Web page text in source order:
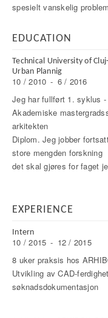
spesielt vanskelig problem
EDUCATION
Technical University of
Urban Plannig
10 / 2010 - 6 / 2016
Jeg har fullført 1. syklus
Akademiske
arkitekten
Diplom. Jeg jobber
store mengden forskning
det skal gjøres for faget
EXPERIENCE
Intern
10 / 2015 - 12 / 2015
8 uker praksis hos
Utvikling av CAD-
søknadsdokumentasjon